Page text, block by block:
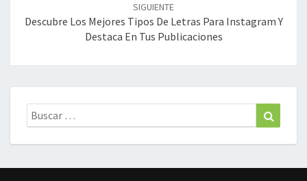
SIGUIENTE
Descubre Los Mejores Tipos De Letras Para Instagram Y
Destaca En Tus Publicaciones
Buscar: